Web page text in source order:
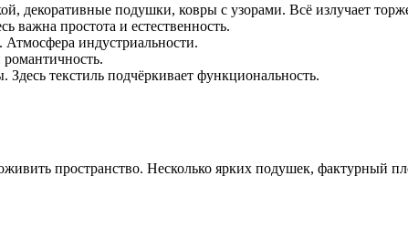
декоративные подушки, ковры с узорами. Всё излучает
важна простота и естественность.
индустриальности.
текстиль подчёркивает функциональность.
пространство. Несколько ярких подушек, фактурный